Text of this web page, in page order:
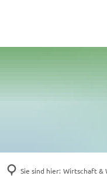
Sie sind hier: Wirtschaft &